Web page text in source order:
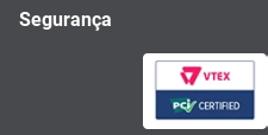
Segurança